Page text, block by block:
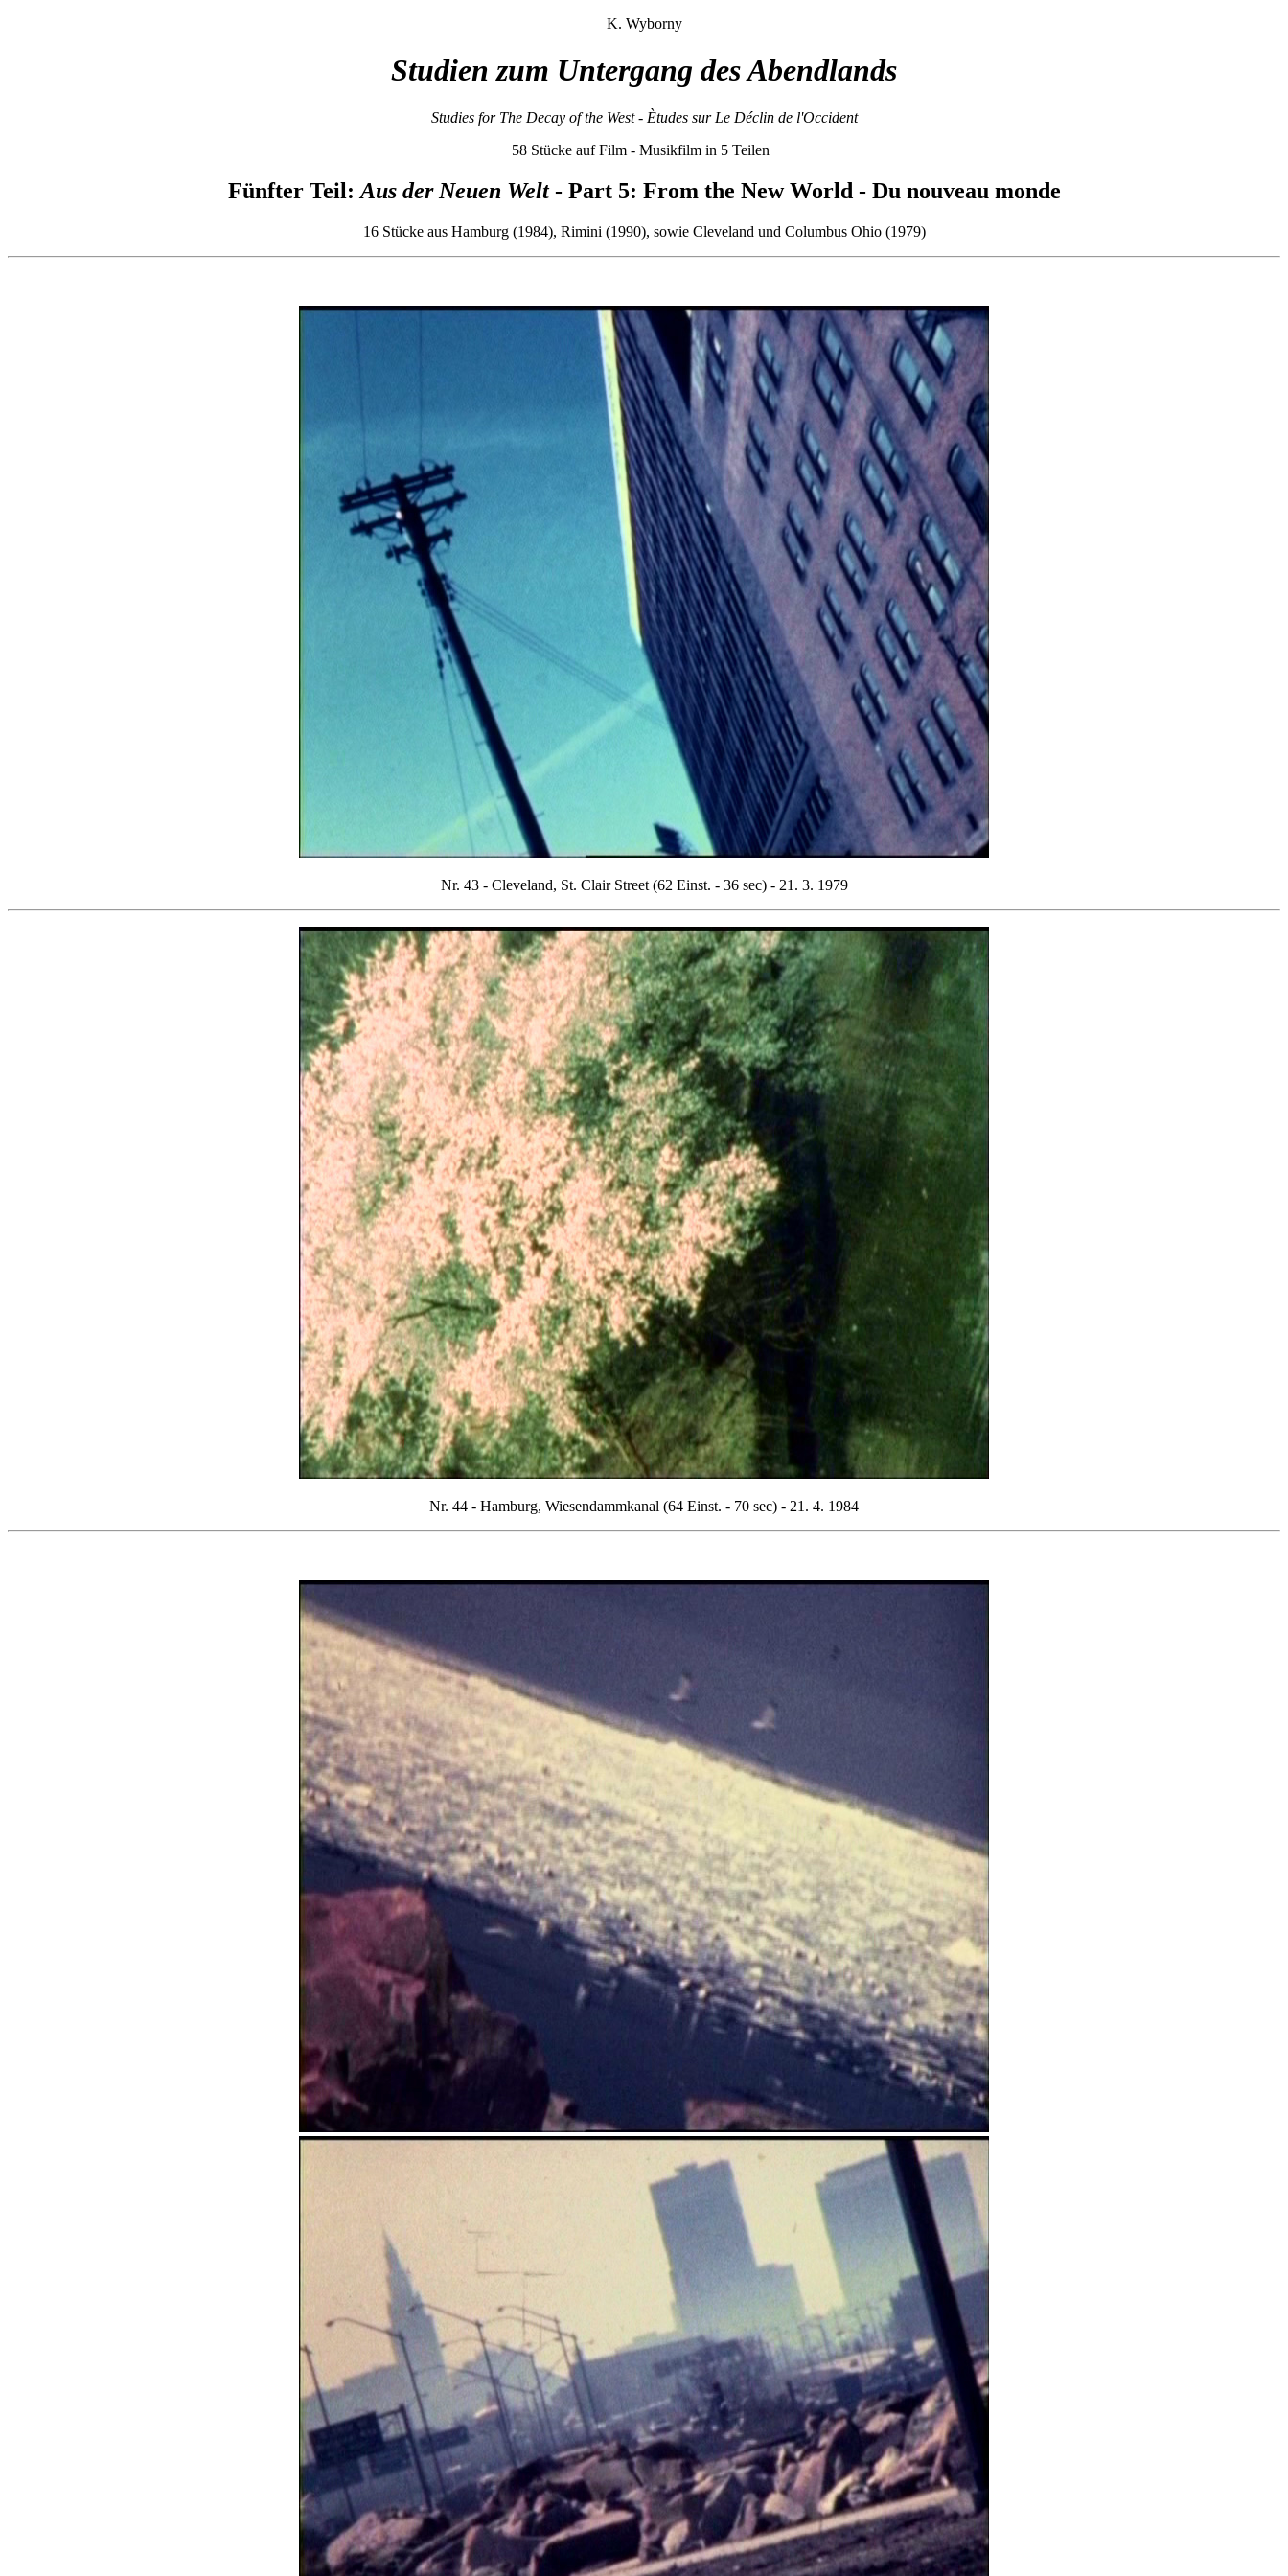
K. Wyborny
Studien zum Untergang des Abendlands
Studies for The Decay of the West - Ètudes sur Le Déclin de l'Occident
58 Stücke auf Film - Musikfilm in 5 Teilen
Fünfter Teil: Aus der Neuen Welt- Part 5: From the New World - Du nouveau monde
16 Stücke aus Hamburg (1984), Rimini (1990), sowie Cleveland und Columbus Ohio (1979)
Nr. 43 - Cleveland, St. Clair Street (62 Einst. - 36 sec) - 21. 3. 1979
Nr. 44 - Hamburg, Wiesendammkanal (64 Einst. - 70 sec) - 21. 4. 1984